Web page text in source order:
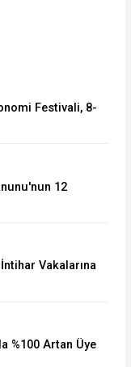
Festivali, 8-
12
Vakalarına
%100 Artan Üye